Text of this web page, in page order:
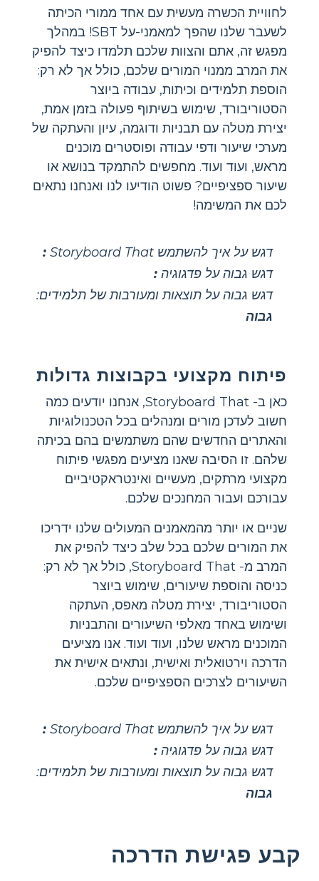
לחוויית הכשרה מעשית עם אחד ממורי הכיתה
לשעבר שלנו שהפך למאמני-על SBT! במהלך
מפגש זה, אתם והצוות שלכם תלמדו כיצד להפיק
את המרב ממנוי המורים שלכם, כולל אך לא רק:
הוספת תלמידים וכיתות, עבודה ביוצר
הסטוריבורד, שימוש בשיתוף פעולה בזמן אמת,
יצירת מטלה עם תבניות ודוגמה, עיון והעתקה של
מערכי שיעור ודפי עבודה ופוסטרים מוכנים
מראש, ועוד ועוד. מחפשים להתמקד בנושא או
שיעור ספציפיים? פשוט הודיעו לנו ואנחנו נתאים
לכם את המשימה!
דגש על איך להשתמש Storyboard That
:
דגש גבוה על פדגוגיה :
דגש גבוה על תוצאות ומעורבות של תלמידים:
גבוה
פיתוח מקצועי בקבוצות גדולות
כאן ב- Storyboard That, אנחנו יודעים כמה
חשוב לעדכן מורים ומנהלים בכל הטכנולוגיות
והאתרים החדשים שהם משתמשים בהם בכיתה
שלהם. זו הסיבה שאנו מציעים מפגשי פיתוח
מקצועי מרתקים, מעשיים ואינטראקטיביים
עבורכם ועבור המחנכים שלכם.
שניים או יותר מהמאמנים המעולים שלנו ידריכו
את המורים שלכם בכל שלב כיצד להפיק את
המרב מ- Storyboard That, כולל אך לא רק:
כניסה והוספת שיעורים, שימוש ביוצר
הסטוריבורד, יצירת מטלה מאפס, העתקה
ושימוש באחד מאלפי השיעורים והתבניות
המוכנים מראש שלנו, ועוד ועוד. אנו מציעים
הדרכה וירטואלית ואישית, ונתאים אישית את
השיעורים לצרכים הספציפיים שלכם.
דגש על איך להשתמש Storyboard That
:
דגש גבוה על פדגוגיה :
דגש גבוה על תוצאות ומעורבות של תלמידים:
גבוה
קבע פגישת הדרכה